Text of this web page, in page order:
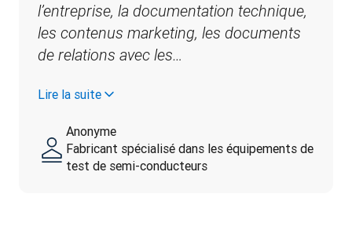
l’entreprise, la documentation technique,
les contenus marketing, les documents
de relations avec les…
Lire la suite
Anonyme
Fabricant spécialisé dans les équipements de
test de semi-conducteurs